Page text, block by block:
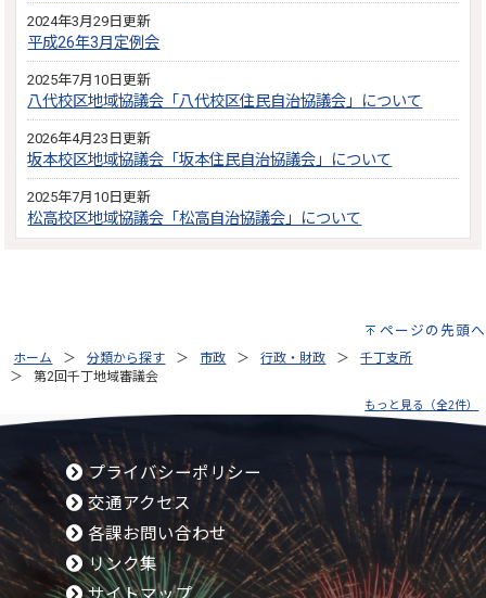
2024年3月29日更新
平成26年3月定例会
2025年7月10日更新
八代校区地域協議会「八代校区住民自治協議会」について
2026年4月23日更新
坂本校区地域協議会「坂本住民自治協議会」について
2025年7月10日更新
松高校区地域協議会「松高自治協議会」について
ページの先頭へ
ホーム 分類から探す 市政 行政・財政
千丁支所
第2回千丁地域審議会
もっと見る（全2件）
プライバシーポリシー
交通アクセス
各課お問い合わせ
リンク集